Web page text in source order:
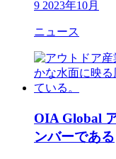
9 2023年10月
ニュース
OIA Global
ンバーである